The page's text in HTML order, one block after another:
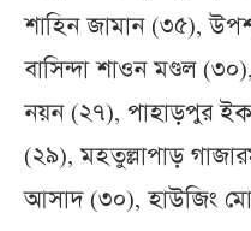
শাহিন জামান (৩৫),
বাসিন্দা শাওন মণ্ডল
নয়ন (২৭), পাহাড়পুর
(২৯), মহতুল্লাপাড়
আসাদ (৩০), হাউজিং